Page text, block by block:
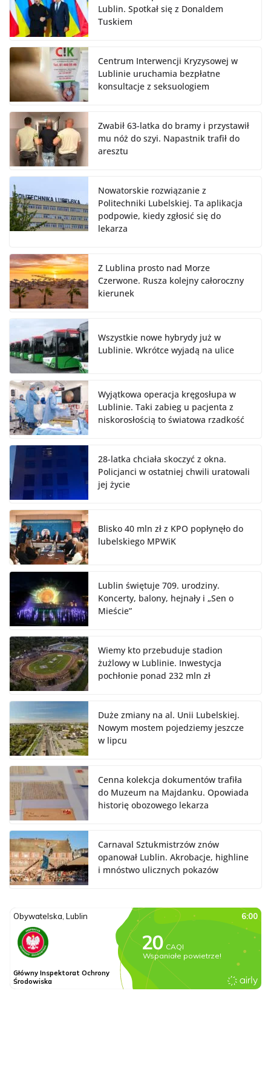
Lublin. Spotkał się z Donaldem
Tuskiem
Centrum Interwencji Kryzysowej w
Lublinie uruchamia bezpłatne
konsultacje z seksuologiem
Zwabił 63-latka do bramy i przystawił
mu nóż do szyi. Napastnik trafił do
aresztu
Nowatorskie rozwiązanie z
Politechniki Lubelskiej. Ta aplikacja
podpowie, kiedy zgłosić się do
lekarza
Z Lublina prosto nad Morze
Czerwone. Rusza kolejny całoroczny
kierunek
Wszystkie nowe hybrydy już w
Lublinie. Wkrótce wyjadą na ulice
Wyjątkowa operacja kręgosłupa w
Lublinie. Taki zabieg u pacjenta z
niskorosłością to światowa rzadkość
28-latka chciała skoczyć z okna.
Policjanci w ostatniej chwili uratowali
jej życie
Blisko 40 mln zł z KPO popłynęło do
lubelskiego MPWiK
Lublin świętuje 709. urodziny.
Koncerty, balony, hejnały i „Sen o
Mieście”
Wiemy kto przebuduje stadion
żużlowy w Lublinie. Inwestycja
pochłonie ponad 232 mln zł
Duże zmiany na al. Unii Lubelskiej.
Nowym mostem pojedziemy jeszcze
w lipcu
Cenna kolekcja dokumentów trafiła
do Muzeum na Majdanku. Opowiada
historię obozowego lekarza
Carnaval Sztukmistrzów znów
opanował Lublin. Akrobacje, highline
i mnóstwo ulicznych pokazów